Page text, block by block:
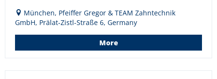
München, Pfeiffer Gregor & TEAM Zahntechnik
GmbH, Prälat-Zistl-Straße 6, Germany
More